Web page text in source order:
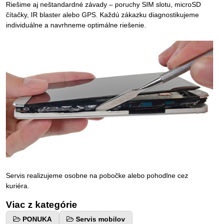
Riešime aj neštandardné závady – poruchy SIM slotu, microSD
čítačky, IR blaster alebo GPS. Každú zákazku diagnostikujeme
individuálne a navrhneme optimálne riešenie.
Servis realizujeme osobne na pobočke alebo pohodlne cez
kuriéra.
Viac z kategórie
PONUKA Servis mobilov